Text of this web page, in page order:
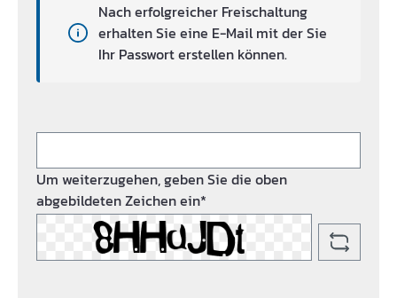
Nach erfolgreicher Freischaltung
erhalten Sie eine E-Mail mit der Sie
Ihr Passwort erstellen können.
Um weiterzugehen, geben Sie die oben
abgebildeten Zeichen ein*